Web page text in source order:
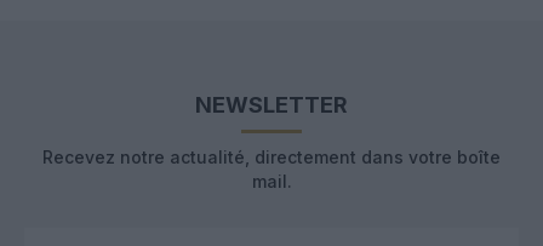
NEWSLETTER
Recevez notre actualité, directement dans votre boîte
mail.